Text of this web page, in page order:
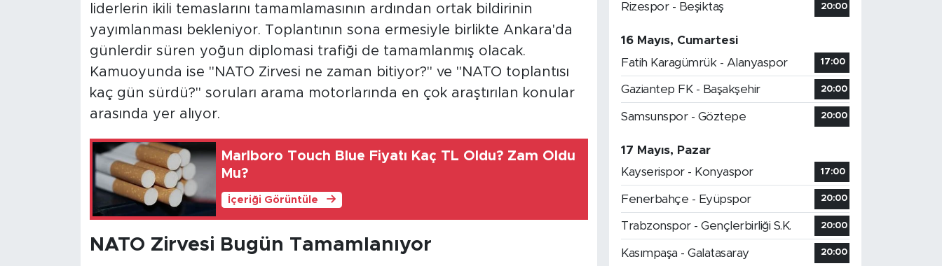
liderlerin ikili temaslarını tamamlamasının ardından ortak bildirinin
yayımlanması bekleniyor. Toplantının sona ermesiyle birlikte Ankara'da
günlerdir süren yoğun diplomasi trafiği de tamamlanmış olacak.
Kamuoyunda ise "NATO Zirvesi ne zaman bitiyor?" ve "NATO toplantısı
kaç gün sürdü?" soruları arama motorlarında en çok araştırılan konular
arasında yer alıyor.
Marlboro Touch Blue Fiyatı Kaç TL Oldu? Zam Oldu
Mu?
İçeriği Görüntüle
NATO Zirvesi Bugün Tamamlanıyor
Rizespor - Beşiktaş
20:00
16 Mayıs, Cumartesi
Fatih Karagümrük - Alanyaspor
17:00
Gaziantep FK - Başakşehir 20:00
Samsunspor - Göztepe 20:00
17 Mayıs, Pazar
Kayserispor - Konyaspor
17:00
Fenerbahçe - Eyüpspor 20:00
Trabzonspor - Gençlerbirliği S.K. 20:00
Kasımpaşa - Galatasaray 20:00